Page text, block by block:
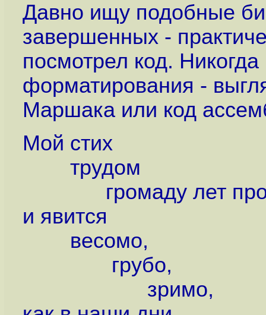
Давно ищу подобные
завершенных -
посмотрел код. Никогда
форматирования -
Маршака или код
Мой стих
трудом
громаду лет
и явится
весомо,
грубо,
зримо,